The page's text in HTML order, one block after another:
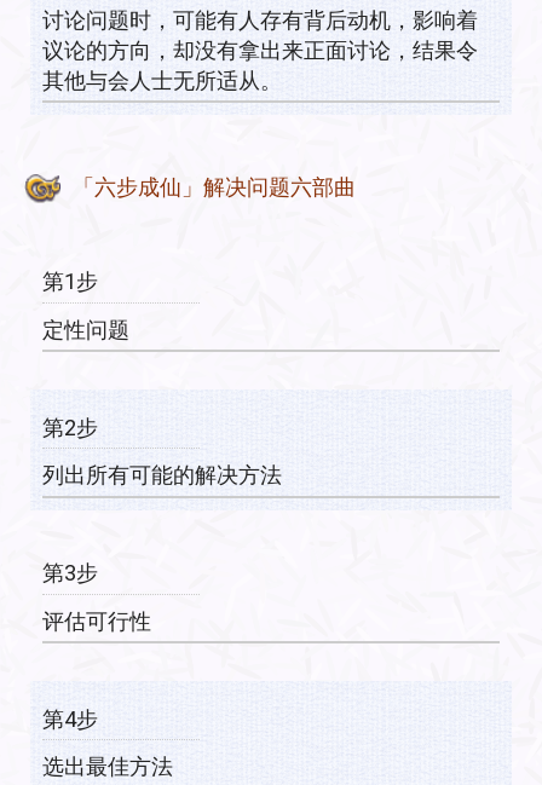
讨论问题时，可能有人存有背后动机，影响着
议论的方向，却没有拿出来正面讨论，结果令
其他与会人士无所适从。
「六步成仙」解决问题六部曲
第1步
定性问题
第2步
列出所有可能的解决方法
第3步
评估可行性
第4步
选出最佳方法